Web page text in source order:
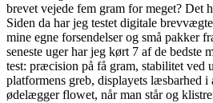
brevet vejede fem gram for meget? Det
Siden da har jeg testet digitale
mine egne forsendelser og små pakker
seneste uger har jeg kørt 7 af de bedste
test: præcision på få gram, stabilitet ved
platformens greb, displayets læsbarhed
ødelægger flowet, når man står og